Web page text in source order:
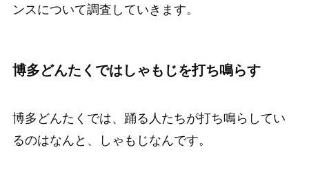
ンスについて調査していきます。
博多どんたくではしゃもじを打ち鳴らす
博多どんたくでは、踊る人たちが打ち鳴らしてい
るのはなんと、しゃもじなんです。